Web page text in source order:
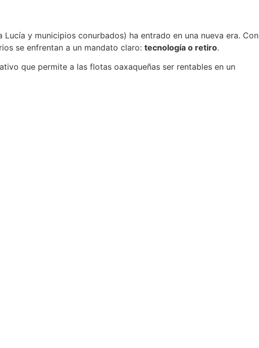
Lucía y municipios conurbados) ha entrado en una nueva era. Con
se enfrentan a un mandato claro: tecnología o retiro.
que permite a las flotas oaxaqueñas ser rentables en un